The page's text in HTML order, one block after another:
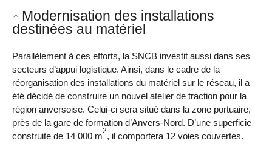
Modernisation des installations
destinées au matériel
Parallèlement à ces efforts, la SNCB investit aussi dans ses
secteurs d’appui logistique. Ainsi, dans le cadre de la
réorganisation des installations du matériel sur le réseau, il a
été décidé de construire un nouvel atelier de traction pour la
région anversoise. Celui-ci sera situé dans la zone portuaire,
près de la gare de formation d’Anvers-Nord. D’une superficie
construite de 14 000 m2, il comportera 12 voies couvertes.